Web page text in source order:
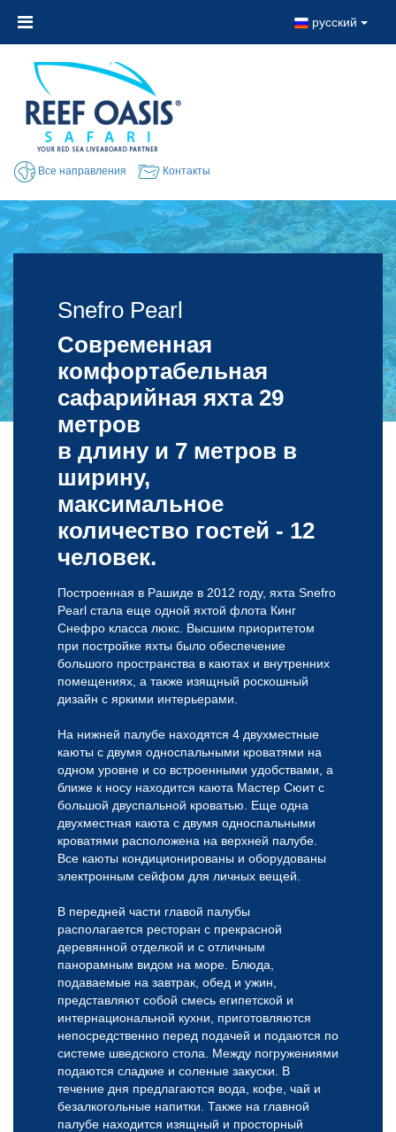
русский
Все направления Контакты
Snefro Pearl
Snefro Pearl
Современная
комфортабельная
сафарийная яхта 29
метров
в длину и 7 метров в
ширину,
максимальное
количество гостей - 12
человек.
Построенная в Рашиде в 2012 году, яхта Snefro
Pearl стала еще одной яхтой флота Кинг
Снефро класса люкс. Высшим приоритетом
при постройке яхты было обеспечение
большого пространства в каютах и внутренних
помещениях, а также изящный роскошный
дизайн с яркими интерьерами.
На нижней палубе находятся 4 двухместные
каюты с двумя односпальными кроватями на
одном уровне и со встроенными удобствами, а
ближе к носу находится каюта Мастер Сюит с
большой двуспальной кроватью. Еще одна
двухместная каюта с двумя односпальными
кроватями расположена на верхней палубе.
Все каюты кондиционированы и оборудованы
электронным сейфом для личных вещей.
В передней части главой палубы
располагается ресторан с прекрасной
деревянной отделкой и с отличным
панорамным видом на море. Блюда,
подаваемые на завтрак, обед и ужин,
представляют собой смесь египетской и
интернациональной кухни, приготовляются
непосредственно перед подачей и подаются по
системе шведского стола. Между погружениями
подаются сладкие и соленые закуски. В
течение дня предлагаются вода, кофе, чай и
безалкогольные напитки. Также на главной
палубе находится изящный и просторный